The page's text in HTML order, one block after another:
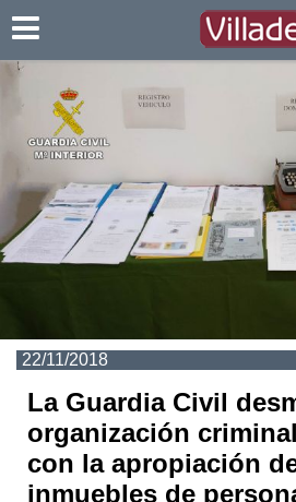
22/11/2018
La Guardia Civil
organización
con la apropiación
inmuebles de